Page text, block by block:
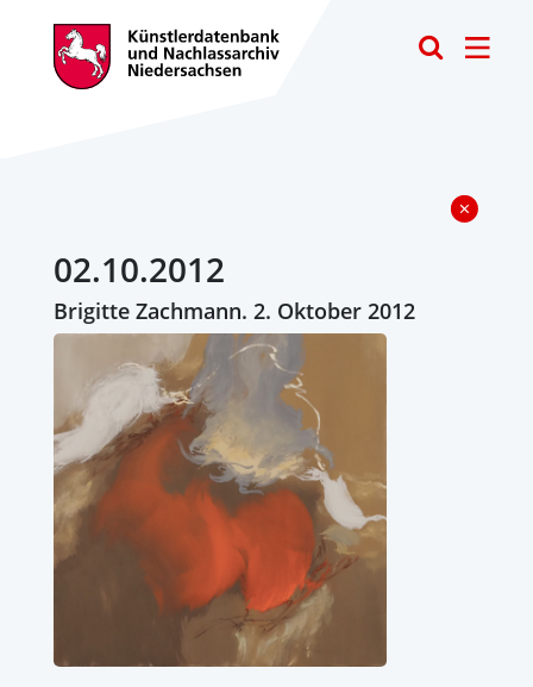
02.10.2012
Brigitte Zachmann. 2. Oktober 2012